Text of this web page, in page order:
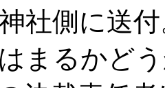
社側に送
まるかど